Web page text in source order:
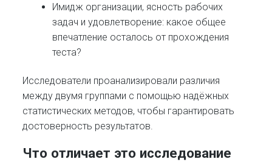
Имидж организации, ясность рабочих
задач и удовлетворение: какое общее
впечатление осталось от прохождения
теста?
Исследователи проанализировали различия
между двумя группами с помощью надёжных
статистических методов, чтобы гарантировать
достоверность результатов.
Что отличает это исследование